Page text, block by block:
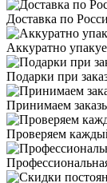
Доставка по
Аккуратно
Подарки при
Принимаем
Проверяем